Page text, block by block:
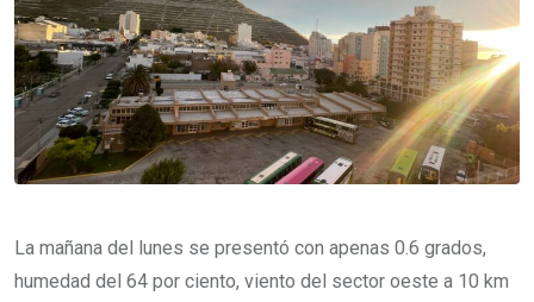
La mañana del lunes se presentó con apenas 0.6 grados,
humedad del 64 por ciento, viento del sector oeste a 10 km